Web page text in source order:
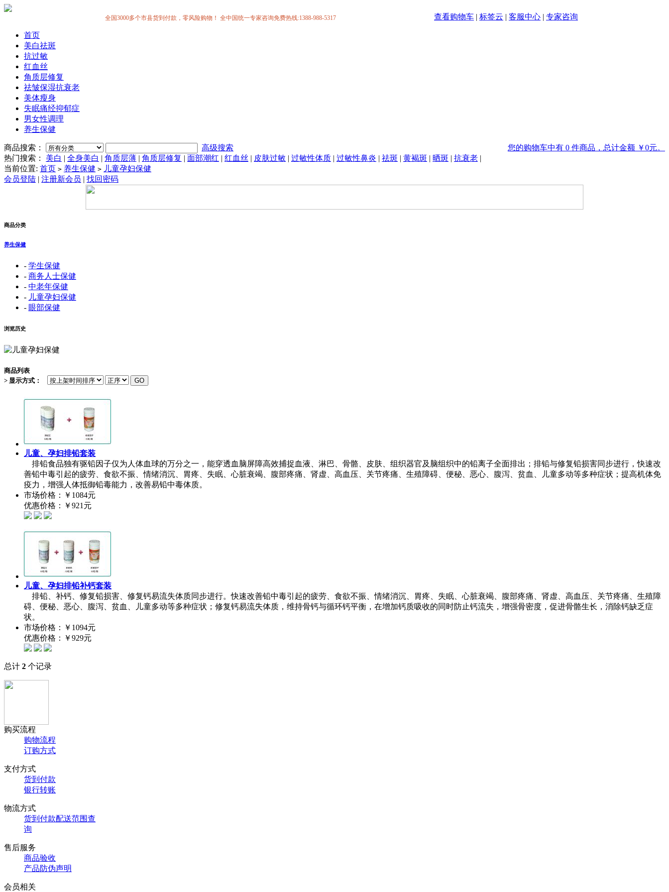
全国3000多个市县货到付款，零风险购物！ 全中国统一专家咨询免费热线:1388-988-5317 查看购物车 | 标签云 | 客服中心 | 专家咨询
首页
美白祛斑
抗过敏
红血丝
角质层修复
祛皱保湿抗衰老
美体瘦身
失眠痛经抑郁症
男女性调理
养生保健
商品搜索： 高级搜索
您的购物车中有 0 件商品，总计金额 ￥0元。
热门搜索：
美白 | 全身美白 | 角质层薄 | 角质层修复 | 面部潮红 | 红血丝 | 皮肤过敏 | 过敏性体质 | 过敏性鼻炎 | 祛斑 | 黄褐斑 | 晒斑 | 抗衰老 |
当前位置: 首页 > 养生保健 > 儿童孕妇保健
会员登陆 | 注册新会员 | 找回密码
商品分类
养生保健
- 学生保健
- 商务人士保健
- 中老年保健
- 儿童孕妇保健
- 眼部保健
浏览历史
商品列表
> 显示方式：
儿童、孕妇排铅套装
排铅食品独有驱铅因子仅为人体血球的万分之一，能穿透血脑屏障高效捕捉血液、淋巴、骨骼、皮肤、组织器官及脑组织中的铅离子全面排出；排铅与修复铅损害同步进行，快速改
善铅中毒引起的疲劳、食欲不振、情绪消沉、胃疼、失眠、心脏衰竭、腹部疼痛、肾虚、高血压、关节疼痛、生殖障碍、便秘、恶心、腹泻、贫血、儿童多动等多种症状；提高机体免
疫力，增强人体抵御铅毒能力，改善易铅中毒体质。
市场价格：
￥1084元
优惠价格：
￥921元
儿童、孕妇排铅补钙套装
排铅、补钙、修复铅损害、修复钙易流失体质同步进行。快速改善铅中毒引起的疲劳、食欲不振、情绪消沉、胃疼、失眠、心脏衰竭、腹部疼痛、肾虚、高血压、关节疼痛、生殖障
碍、便秘、恶心、腹泻、贫血、儿童多动等多种症状；修复钙易流失体质，维持骨钙与循环钙平衡，在增加钙质吸收的同时防止钙流失，增强骨密度，促进骨骼生长，消除钙缺乏症
状。
市场价格：
￥1094元
优惠价格：
￥929元
总计 2 个记录
购买流程
购物流程
订购方式
支付方式
货到付款
银行转账
物流方式
货到付款配送范围查
询
售后服务
商品验收
产品防伪声明
会员相关